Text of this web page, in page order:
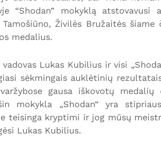
“Shodan” mokyklą atstovavusi
Tamošiūno, Živilės Bružaitės
medalius.
vadovas Lukas Kubilius ir visi
sėkmingais auklėtinių
gausa iškovotų
mokykla „Shodan“ yra
teisinga kryptimi ir jog mūsų
Lukas Kubilius.